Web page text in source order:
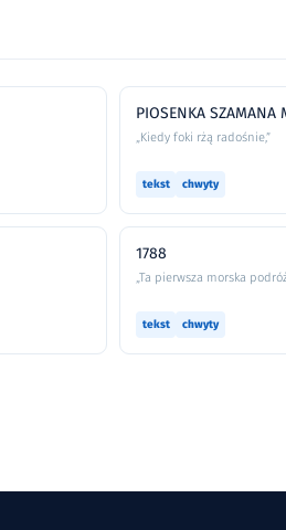
PIOSENKA SZAMANA
„Kiedy foki rżą radośnie,”
tekst chwyty
1788
„Ta pierwsza morska
tekst chwyty